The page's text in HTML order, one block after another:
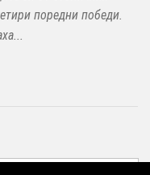
поредни победи.